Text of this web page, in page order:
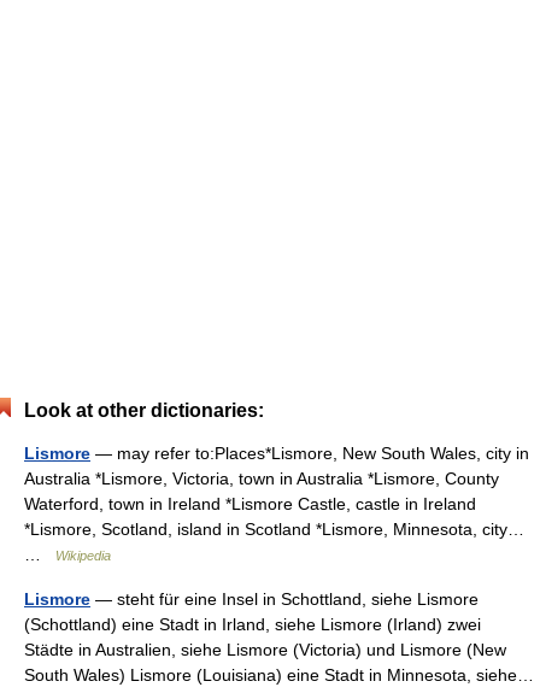
Look at other dictionaries:
Lismore — may refer to:Places*Lismore, New South Wales, city in
Australia *Lismore, Victoria, town in Australia *Lismore, County
Waterford, town in Ireland *Lismore Castle, castle in Ireland
*Lismore, Scotland, island in Scotland *Lismore, Minnesota, city…
Wikipedia
Lismore — steht für eine Insel in Schottland, siehe Lismore
(Schottland) eine Stadt in Irland, siehe Lismore (Irland) zwei
Städte in Australien, siehe Lismore (Victoria) und Lismore (New
South Wales) Lismore (Louisiana) eine Stadt in Minnesota, siehe…